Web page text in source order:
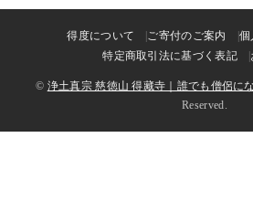
得度について ご寄付のご案内
個
特定商取引法に基づく表記
© 浄土真宗 慈徳山 得藏寺｜誰でも僧侶に
Reserved.